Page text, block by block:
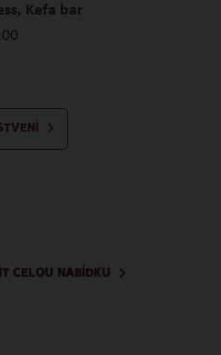
Kefa bar
CELOU NABÍDKU